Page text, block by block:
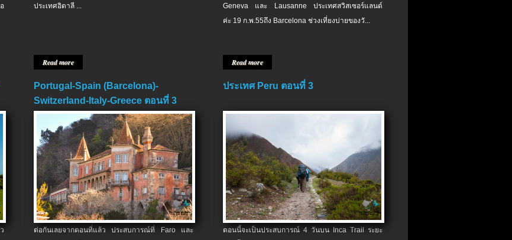
ประเทศอิตาลี ...
Read more
Geneva และ Lausanne ประเทศสวิสเซอร์แลนด์
ค่ะ 19 ก.พ.​55ถึง Barcelona ช่วงเที่ยงบ่ายของวั...
Read more
Portugal-Spain (Barcelona)-
Switzerland-Italy-Greece ตอนที่ 3
ต่อกันเลยจากตอนที่แล้ว ประสบการณ์ที่ Faro และ
ประเทศ Peru ตอนที่ 3
ตอนนี้จะเป็นประสบการณ์ 4 วันบน Inca Trail ระยะ